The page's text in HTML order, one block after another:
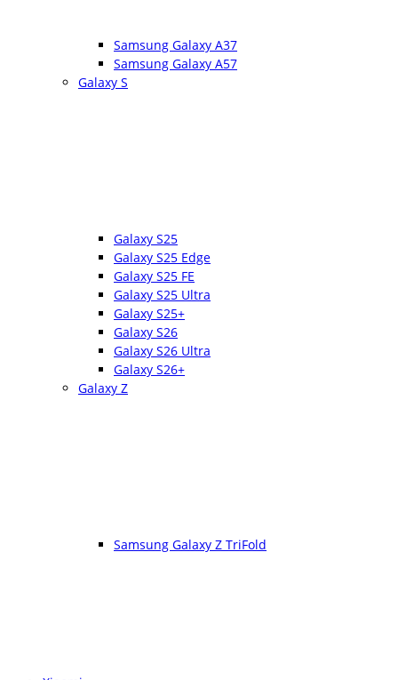
Samsung Galaxy A37
Samsung Galaxy A57
Galaxy S
Galaxy S25
Galaxy S25 Edge
Galaxy S25 FE
Galaxy S25 Ultra
Galaxy S25+
Galaxy S26
Galaxy S26 Ultra
Galaxy S26+
Galaxy Z
Samsung Galaxy Z TriFold